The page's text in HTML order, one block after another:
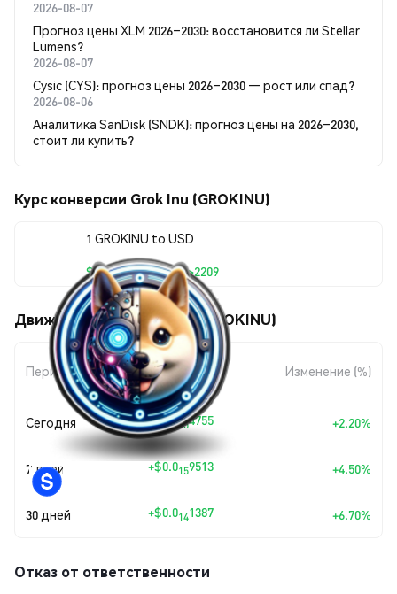
2026-08-07
Прогноз цены XLM 2026–2030: восстановится ли Stellar
Lumens?
2026-08-07
Cysic (CYS): прогноз цены 2026–2030 — рост или спад?
2026-08-06
Аналитика SanDisk (SNDK): прогноз цены на 2026–2030,
стоит ли купить?
Курс конверсии Grok Inu (GROKINU)
1 GROKINU to USD
$0.0<sub>13</sub>2209
Движения цены Grok Inu (GROKINU)
Период
Изменение
суммы
Изменение (%)
Сегодня +$0.0154755 +2.20%
7 дней +$0.0159513 +4.50%
30 дней +$0.0141387 +6.70%
Отказ от ответственности